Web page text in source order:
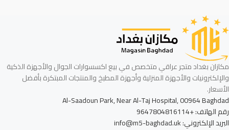
مكازان بغداد متجر عراقي متخصص في بيع اكسسوارات الجوال والأجهزة الذكية
والإلكترونيات والأجهزة المنزلية وأجهزة المطبخ والمنتجات المبتكرة بأفضل
الأسعار.
Al-Saadoun Park, Near Al-Taj Hospital, 00964 Baghdad
رقم الهاتف: +9647804816114
البريد الإلكتروني: info@m5-baghdad.uk